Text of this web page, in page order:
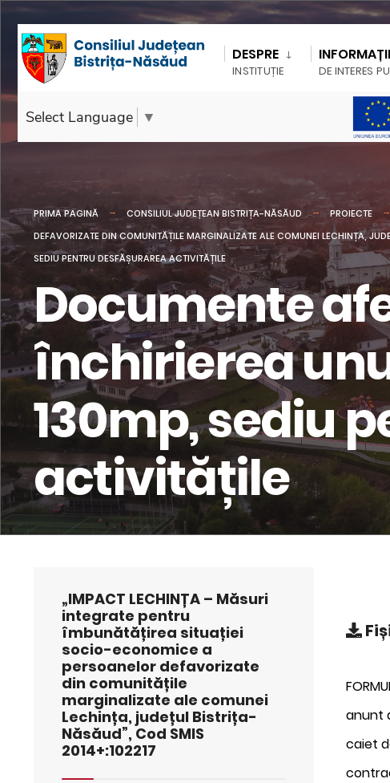
DESPRE
INSTITUȚIE
INFORMAȚII
DE INTERES
Select Language ▼
PRIMA PAGINĂ CONSILIUL JUDEȚEAN BISTRIȚA-NĂSĂUD PROIECTE
DEFAVORIZATE DIN COMUNITĂȚILE MARGINALIZATE ALE COMUNEI LECHINȚA,
SEDIU PENTRU DESFĂȘURAREA ACTIVITĂȚILE
Documente
închirierea
130mp, sediu
activitățile
anunt
caiet
„IMPACT LECHINȚA – Măsuri
integrate pentru
îmbunătățirea situației
socio-economice a
persoanelor defavorizate
din comunitățile
marginalizate ale comunei
Lechința, județul Bistrița-
Năsăud”, Cod SMIS
2014+:102217